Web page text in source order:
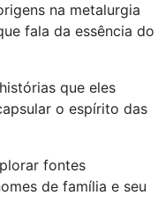
na metalurgia
fala da essência do
que eles
o espírito das
fontes
de família e seu